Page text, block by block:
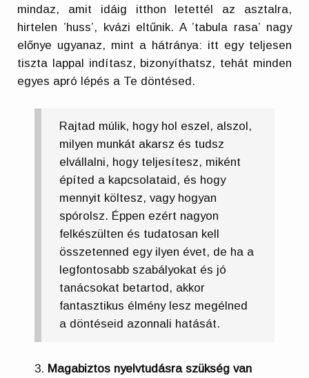
mindaz, amit idáig itthon letettél az asztalra,
hirtelen ’huss’, kvázi eltűnik. A ’tabula rasa’ nagy
előnye ugyanaz, mint a hátránya: itt egy teljesen
tiszta lappal indítasz, bizonyíthatsz, tehát minden
egyes apró lépés a Te döntésed.
Rajtad múlik, hogy hol eszel, alszol,
milyen munkát akarsz és tudsz
elvállalni, hogy teljesítesz, miként
építed a kapcsolataid, és hogy
mennyit költesz, vagy hogyan
spórolsz. Éppen ezért nagyon
felkészülten és tudatosan kell
összetenned egy ilyen évet, de ha a
legfontosabb szabályokat és jó
tanácsokat betartod, akkor
fantasztikus élmény lesz megélned
a döntéseid azonnali hatását.
Magabiztos nyelvtudásra szükség van